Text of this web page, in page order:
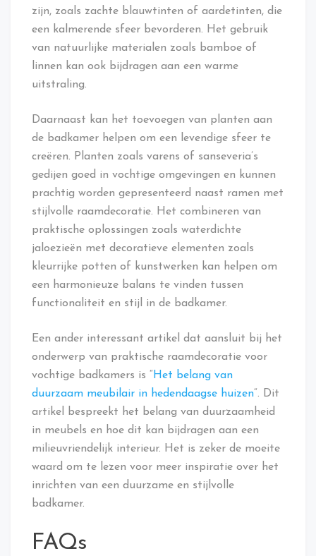
zijn, zoals zachte blauwtinten of aardetinten, die
een kalmerende sfeer bevorderen. Het gebruik
van natuurlijke materialen zoals bamboe of
linnen kan ook bijdragen aan een warme
uitstraling.
Daarnaast kan het toevoegen van planten aan
de badkamer helpen om een levendige sfeer te
creëren. Planten zoals varens of sanseveria’s
gedijen goed in vochtige omgevingen en kunnen
prachtig worden gepresenteerd naast ramen met
stijlvolle raamdecoratie. Het combineren van
praktische oplossingen zoals waterdichte
jaloezieën met decoratieve elementen zoals
kleurrijke potten of kunstwerken kan helpen om
een harmonieuze balans te vinden tussen
functionaliteit en stijl in de badkamer.
Een ander interessant artikel dat aansluit bij het
onderwerp van praktische raamdecoratie voor
vochtige badkamers is “ Het belang van
duurzaam meubilair in hedendaagse huizen“. Dit
artikel bespreekt het belang van duurzaamheid
in meubels en hoe dit kan bijdragen aan een
milieuvriendelijk interieur. Het is zeker de moeite
waard om te lezen voor meer inspiratie over het
inrichten van een duurzame en stijlvolle
badkamer.
FAQs